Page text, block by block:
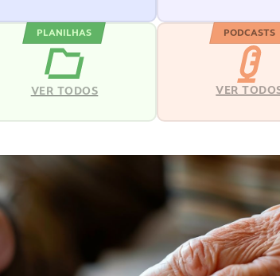
PLANILHAS
VER TODOS
PODCASTS
VER